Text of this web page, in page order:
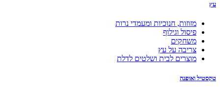
עץ
מזוזות, חנוכיות ומעמדי נרות
פיסול וגילוף
משחקים
צריבה על עץ
מוצרים לבית ושלטים לדלת
טקסטיל ואופנה